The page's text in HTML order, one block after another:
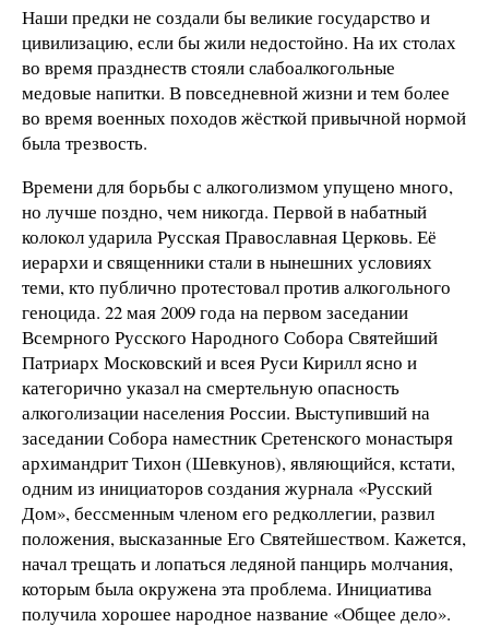
Наши предки не создали бы великие государство и
цивилизацию, если бы жили недостойно. На их столах
во время празднеств стояли слабоалкогольные
медовые напитки. В повседневной жизни и тем более
во время военных походов жёсткой привычной нормой
была трезвость.
Времени для борьбы с алкоголизмом упущено много,
но лучше поздно, чем никогда. Первой в набатный
колокол ударила Русская Православная Церковь. Её
иерархи и священники стали в нынешних условиях
теми, кто публично протестовал против алкогольного
геноцида. 22 мая 2009 года на первом заседании
Всемрного Русского Народного Собора Святейший
Патриарх Московский и всея Руси Кирилл ясно и
категорично указал на смертельную опасность
алкоголизации населения России. Выступивший на
заседании Собора наместник Сретенского монастыря
архимандрит Тихон (Шевкунов), являющийся, кстати,
одним из инициаторов создания журнала «Русский
Дом», бессменным членом его редколлегии, развил
положения, высказанные Его Святейшеством. Кажется,
начал трещать и лопаться ледяной панцирь молчания,
которым была окружена эта проблема. Инициатива
получила хорошее народное название «Общее дело».